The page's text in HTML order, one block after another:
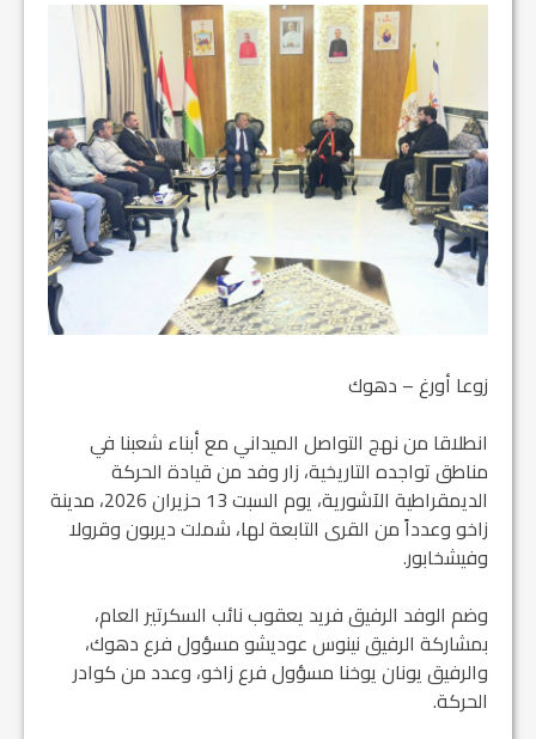
زوعا أورغ – دهوك
انطلاقا من نهج التواصل الميداني مع أبناء شعبنا في
مناطق تواجده التاريخية، زار وفد من قيادة الحركة
الديمقراطية الآشورية، يوم السبت 13 حزيران 2026، مدينة
زاخو وعدداً من القرى التابعة لها، شملت ديربون وقرولا
وفيشخابور.
وضم الوفد الرفيق فريد يعقوب نائب السكرتير العام،
بمشاركة الرفيق نينوس عوديشو مسؤول فرع دهوك،
والرفيق يونان يوخنا مسؤول فرع زاخو، وعدد من كوادر
الحركة.